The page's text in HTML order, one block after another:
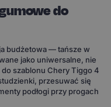
do
budżetowa — tańsze w
jako uniwersalne, nie
szablonu Chery Tiggo 4
przesuwać się
podłogi przy progach